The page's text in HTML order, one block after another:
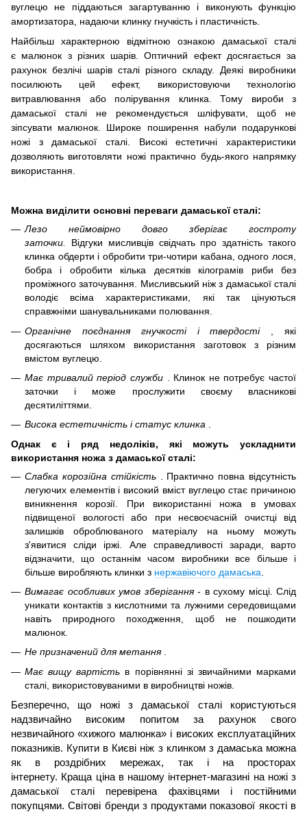
вуглецю не піддаються загартуванню і виконують функцію
амортизатора, надаючи клинку гнучкість і пластичність.
Найбільш характерною відмітною ознакою дамаської сталі
є малюнок з різних шарів.Оптичний ефект досягається за
рахунок безлічі шарів сталі різного складу. Деякі виробники
посилюють цей ефект, використовуючи технологію
витравлювання або полірування клинка. Тому вироби з
дамаської сталі не рекомендується шліфувати, щоб не
зіпсувати малюнок. Широке поширення набули подарункові
ножі з дамаської сталі. Високі естетичні характеристики
дозволяють виготовляти ножі практично будь-якого напрямку
використання.
Можна виділити основні переваги дамаської сталі:
Лезо неймовірно довго зберігає гостроту
заточки. Відгуки мисливців свідчать про здатність такого
клинка обдерти і обробити три-чотири кабана, одного лося,
бобра і обробити кілька десятків кілограмів риби без
проміжного заточування. Мисливський ніж з дамаської сталі
володіє всіма характеристиками, які так цінуються
справжніми шанувальниками полювання.
Органічне поєднання гнучкості і твердості, які
досягаються шляхом використання заготовок з різним
вмістом вуглецю.
Має тривалий період служби. Клинок не потребує частої
заточки і може прослужити своєму власникові
десятиліттями.
Висока естетичність і статус клинка .
Однак є і ряд недоліків, які можуть ускладнити
використання ножа з дамаської сталі:
Слабка корозійна стійкість. Практично повна відсутність
легуючих елементів і високий вміст вуглецю стає причиною
виникнення корозії. При використанні ножа в умовах
підвищеної вологості або при несвоєчасній очистці від
залишків оброблюваного матеріалу на ньому можуть
з'явитися сліди іржі. Але справедливості заради, варто
відзначити, що останнім часом виробники все більше і
більше виробляють клинки з нержавіючого дамаська
Вимагає особливих умов зберігання- в сухому місці. Слід
уникати контактів з кислотними та лужними середовищами
навіть природного походження, щоб не пошкодити
малюнок.
Не призначений для метання.
Має вищу вартість в порівнянні зі звичайними марками
сталі, використовуваними в виробництві ножів.
Безперечно, що ножі з дамаської сталі користуються
надзвичайно високим попитом за рахунок свого
незвичайного «хижого малюнка» і високих експлуатаційних
показників. Купити в Києві ніж з клинком з дамаська можна
як в роздрібних мережах, так і на просторах
інтернету. Краща ціна в нашому інтернет-магазині на ножі з
дамаської сталі перевірена фахівцями і постійними
покупцями.Світові бренди з продуктами показової якості в